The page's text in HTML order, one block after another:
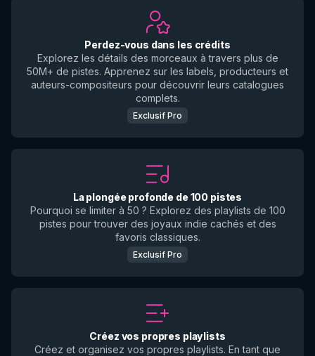
Perdez-vous dans les crédits
Explorez les détails des morceaux à travers plus de
50M+ de pistes. Apprenez sur les labels, producteurs et
auteurs-compositeurs pour découvrir leurs catalogues
complets.
Exclusif Pro
La plongée profonde de 100 pistes
Pourquoi se limiter à 50 ? Explorez des playlists de 100
pistes pour trouver des joyaux indie cachés et des
favoris classiques.
Exclusif Pro
Créez vos propres playlists
Créez et organisez vos propres playlists. En tant que